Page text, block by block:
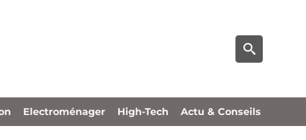
Electroménager High-Tech Actu & Conseils